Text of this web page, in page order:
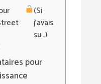
(Si
j’avais
su…)
pour